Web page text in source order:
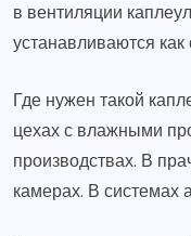
в вентиляции
устанавливаются
Где нужен такой
цехах с влажными
производствах. В
камерах. В системах